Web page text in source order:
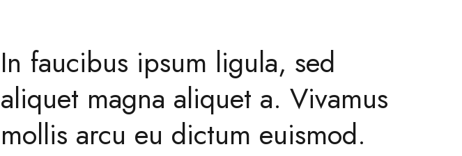
In faucibus ipsum ligula, sed
aliquet magna aliquet a. Vivamus
mollis arcu eu dictum euismod.